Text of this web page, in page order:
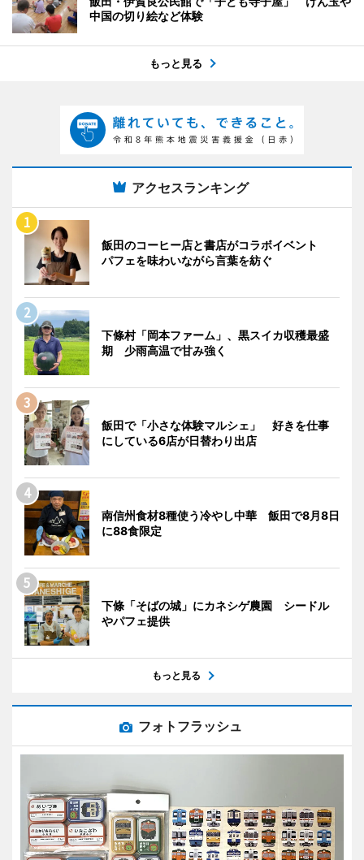
中国の切り絵など体験
もっと見る
アクセスランキング
飯田のコーヒー店と書店がコラボイベント
パフェを味わいながら言葉を紡ぐ
下條村「岡本ファーム」、黒スイカ収穫最盛
期 少雨高温で甘み強く
飯田で「小さな体験マルシェ」 好きを仕事
にしている6店が日替わり出店
南信州食材8種使う冷やし中華 飯田で8月8日
に88食限定
下條「そばの城」にカネシゲ農園 シードル
やパフェ提供
もっと見る
フォトフラッシュ